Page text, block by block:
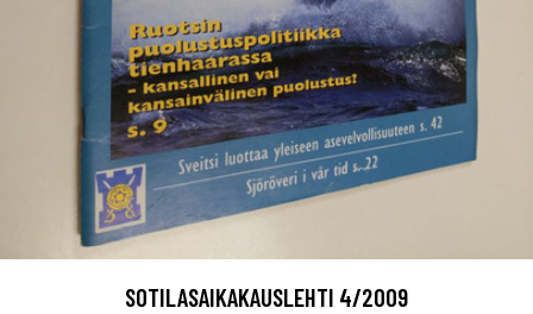
SOTILASAIKAKAUSLEHTI 4/2009